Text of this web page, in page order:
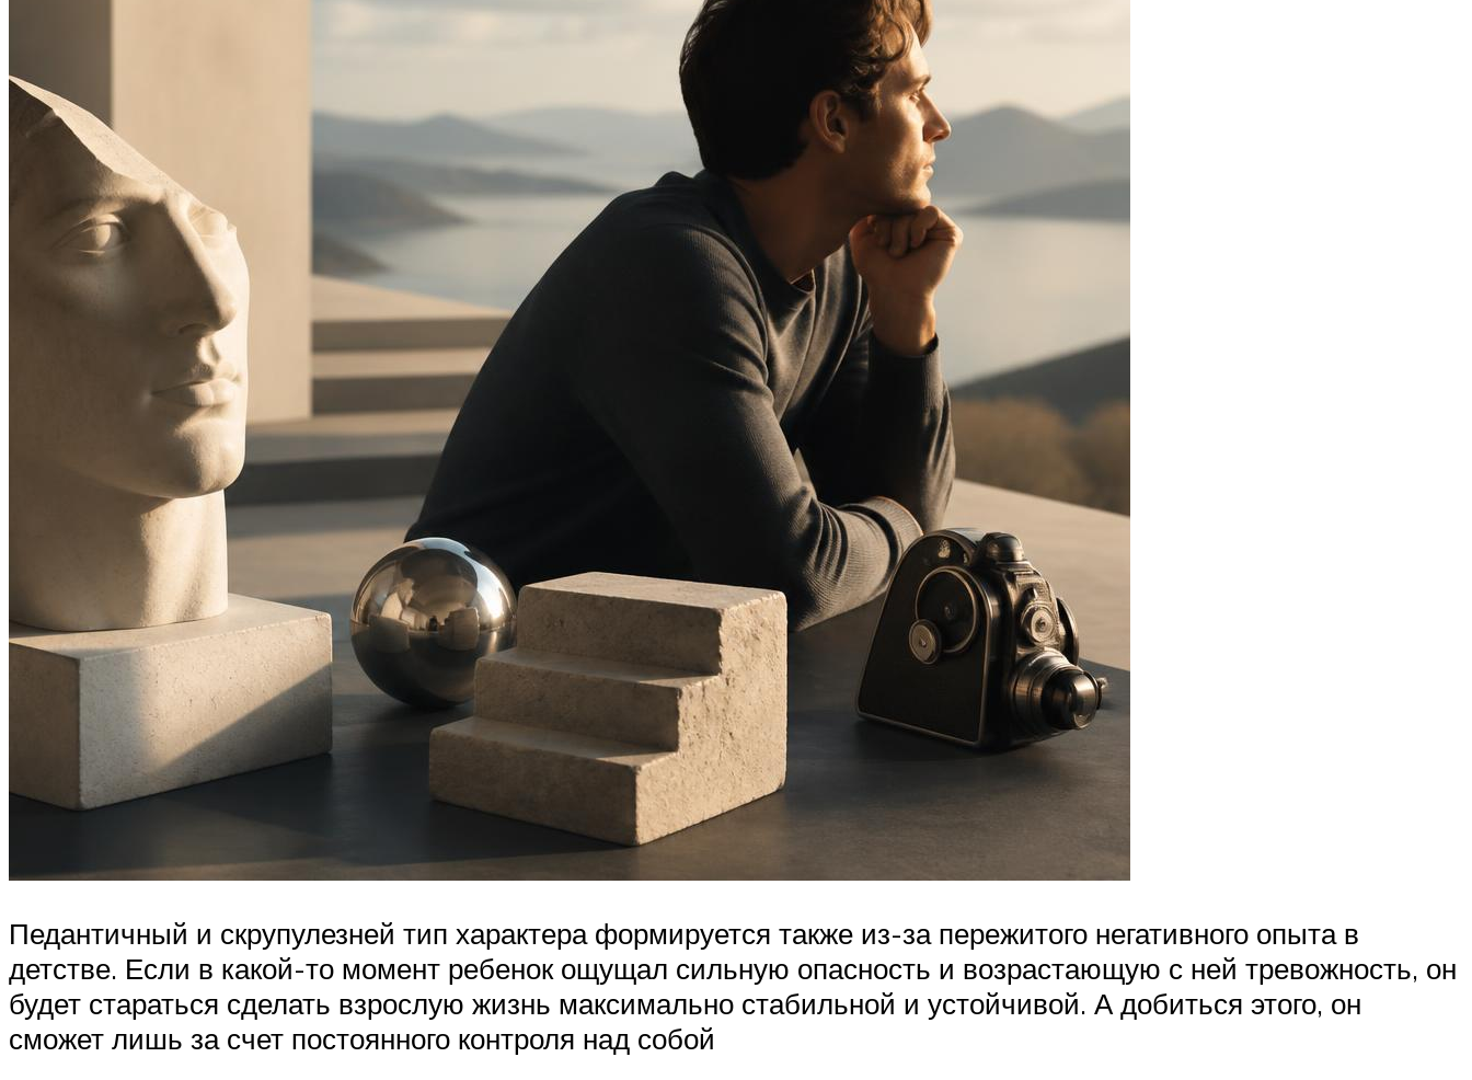
Педантичный и скрупулезней тип характера формируется также из-за пережитого негативного опыта в
детстве. Если в какой-то момент ребенок ощущал сильную опасность и возрастающую с ней тревожность, он
будет стараться сделать взрослую жизнь максимально стабильной и устойчивой. А добиться этого, он
сможет лишь за счет постоянного контроля над собой